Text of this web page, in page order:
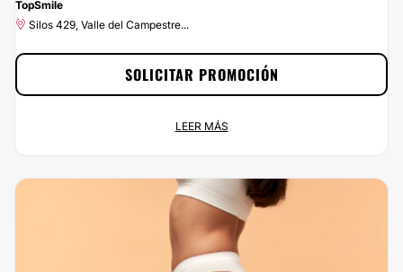
TopSmile
Silos 429, Valle del Campestre...
No dejes escapar esta oportunidad: con Multiestetica.mx vas a ahorrar el 15%
si te pones en las manos de Rejuvenece. Si estás buscando el mejor precio
para un servicio de calidad, ¡has encontrado la mejor opción! Porque en
Multiestetica.mx, no queremos que el precio sea el problema.
SOLICITAR PROMOCIÓN
LEER MÁS